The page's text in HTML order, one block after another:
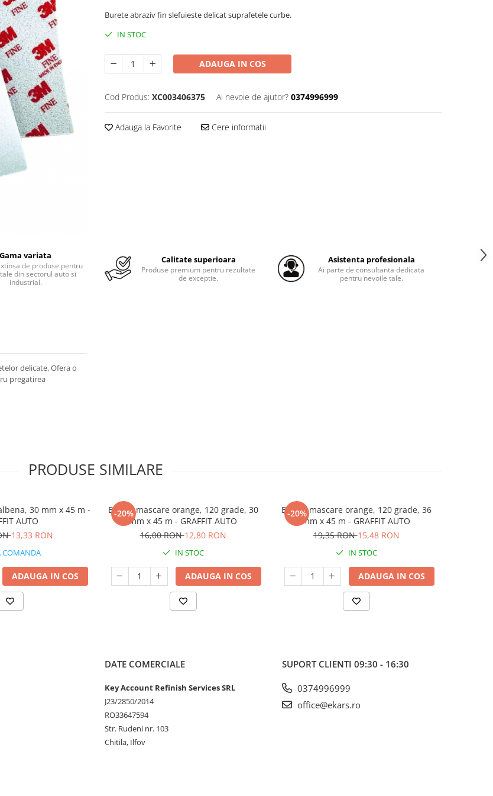
Burete abraziv fin slefuieste delicat suprafetele curbe.
IN STOC
ADAUGA IN COS
Cod Produs: XC003406375 Ai nevoie de ajutor? 0374996999
Adauga la Favorite Cere informatii
Gama variata
de produse pentru
din sectorul auto si
industrial.
Calitate superioara
Produse premium pentru rezultate
de exceptie.
Asistenta profesionala
Ai parte de consultanta dedicata
pentru nevoile tale.
delicate. Ofera o
pregatirea
PRODUSE SIMILARE
30 mm x 45 m -
AUTO
13,33 RON
COMANDA
ADAUGA IN COS
-20%
Banda mascare orange, 120 grade, 30
mm x 45 m - GRAFFIT AUTO
16,00 RON12,80 RON
IN STOC
ADAUGA IN COS
-20%
Banda mascare orange, 120 grade, 36
mm x 45 m - GRAFFIT AUTO
19,35 RON15,48 RON
IN STOC
ADAUGA IN COS
DATE COMERCIALE
Key Account Refinish Services SRL
J23/2850/2014
RO33647594
Str. Rudeni nr. 103
Chitila, Ilfov
SUPORT CLIENTI 09:30 - 16:30
0374996999
office@ekars.ro